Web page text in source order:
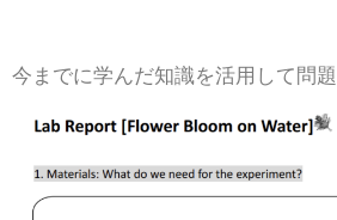
今までに学んだ知識を活用して問